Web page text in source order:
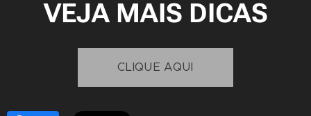
VEJA MAIS DICAS
CLIQUE AQUI